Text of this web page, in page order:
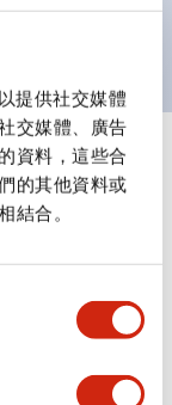
提供社交媒體
交媒體、廣告
資料，這些合
的其他資料或
結合。
顯示全部